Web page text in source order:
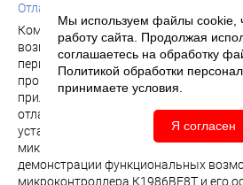
Отладочный комплект для
Комплект предназначен для
возможностей микроконтроллера
периферийных модулей, начальному
программирования
прилагаемой демонстрационной
отладки собственных проектов с
установленных на плате блоков.
микроконтроллера К1986ВЕ8Т
демонстрации функциональных
микроконтроллера К1986ВЕ8Т и его
Мы используем файлы cookie,
работу сайта. Продолжая
соглашаетесь на обработку
Политикой обработки
принимаете условия.
Я согласен